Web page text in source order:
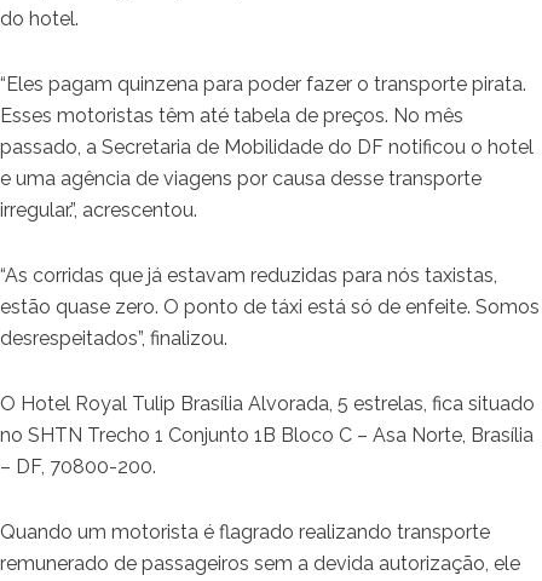
do hotel.
“Eles pagam quinzena para poder fazer o transporte pirata.
Esses motoristas têm até tabela de preços. No mês
passado, a Secretaria de Mobilidade do DF notificou o hotel
e uma agência de viagens por causa desse transporte
irregular.”, acrescentou.
“As corridas que já estavam reduzidas para nós taxistas,
estão quase zero. O ponto de táxi está só de enfeite. Somos
desrespeitados”, finalizou.
O Hotel Royal Tulip Brasília Alvorada, 5 estrelas, fica situado
no SHTN Trecho 1 Conjunto 1B Bloco C – Asa Norte, Brasília
– DF, 70800-200.
Quando um motorista é flagrado realizando transporte
remunerado de passageiros sem a devida autorização, ele